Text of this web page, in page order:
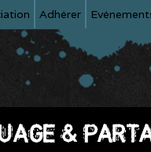
Adhérer
&